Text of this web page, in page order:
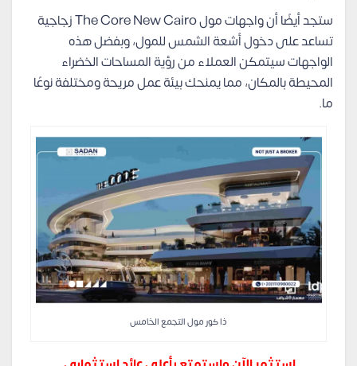
ستجد أيضًا أن واجهات مول The Core New Cairo زجاجية
تساعد على دخول أشعة الشمس للمول، وبفضل هذه
الواجهات سيتمكن العملاء من رؤية المساحات الخضراء
المحيطة بالمكان، مما يمنحك بيئة عمل مريحة ومختلفة نوعًا
ما.
ذا كور مول التجمع الخامس